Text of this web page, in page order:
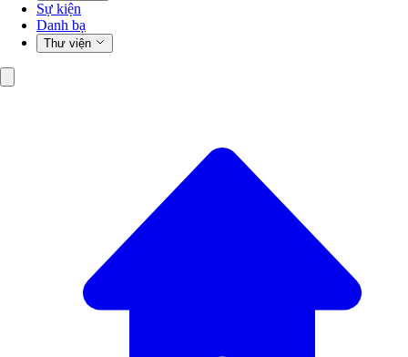
Sự kiện
Danh bạ
Thư viện